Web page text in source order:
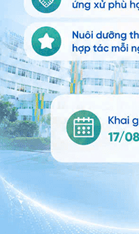
kèm nhức